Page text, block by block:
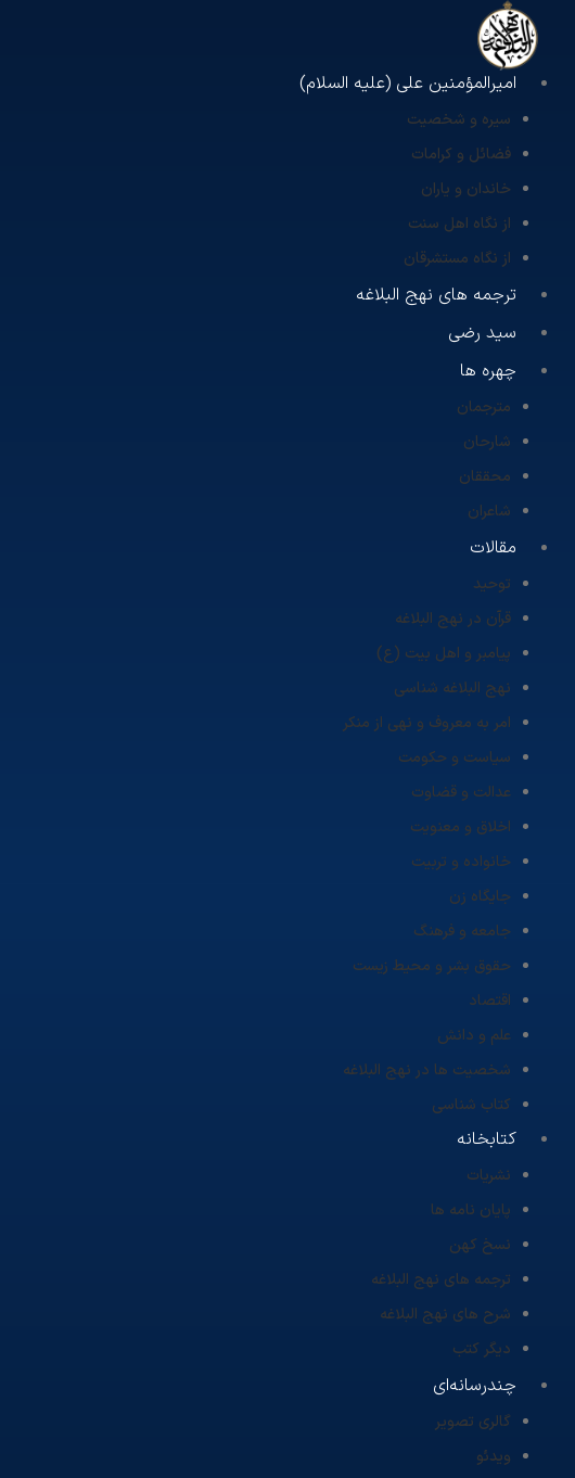
امیرالمؤمنین علی (علیه السلام)
سیره و شخصیت
فضائل و کرامات
خاندان و یاران
از نگاه اهل سنت
از نگاه مستشرقان
ترجمه های نهج البلاغه
سید رضی
چهره ها
مترجمان
شارحان
محققان
شاعران
مقالات
توحید
قرآن در نهج البلاغه
پیامبر و اهل بیت (ع)
نهج البلاغه شناسی
امر به معروف و نهی از منکر
سیاست و حکومت
عدالت و قضاوت
اخلاق و معنویت
خانواده و تربیت
جایگاه زن
جامعه و فرهنگ
حقوق بشر و محیط زیست
اقتصاد
علم و دانش
شخصیت ها در نهج البلاغه
کتاب شناسی
کتابخانه
نشریات
پایان نامه ها
نسخ کهن
ترجمه های نهج البلاغه
شرح های نهج البلاغه
دیگر کتب
چندرسانه‌ای
گالری تصویر
ویدئو